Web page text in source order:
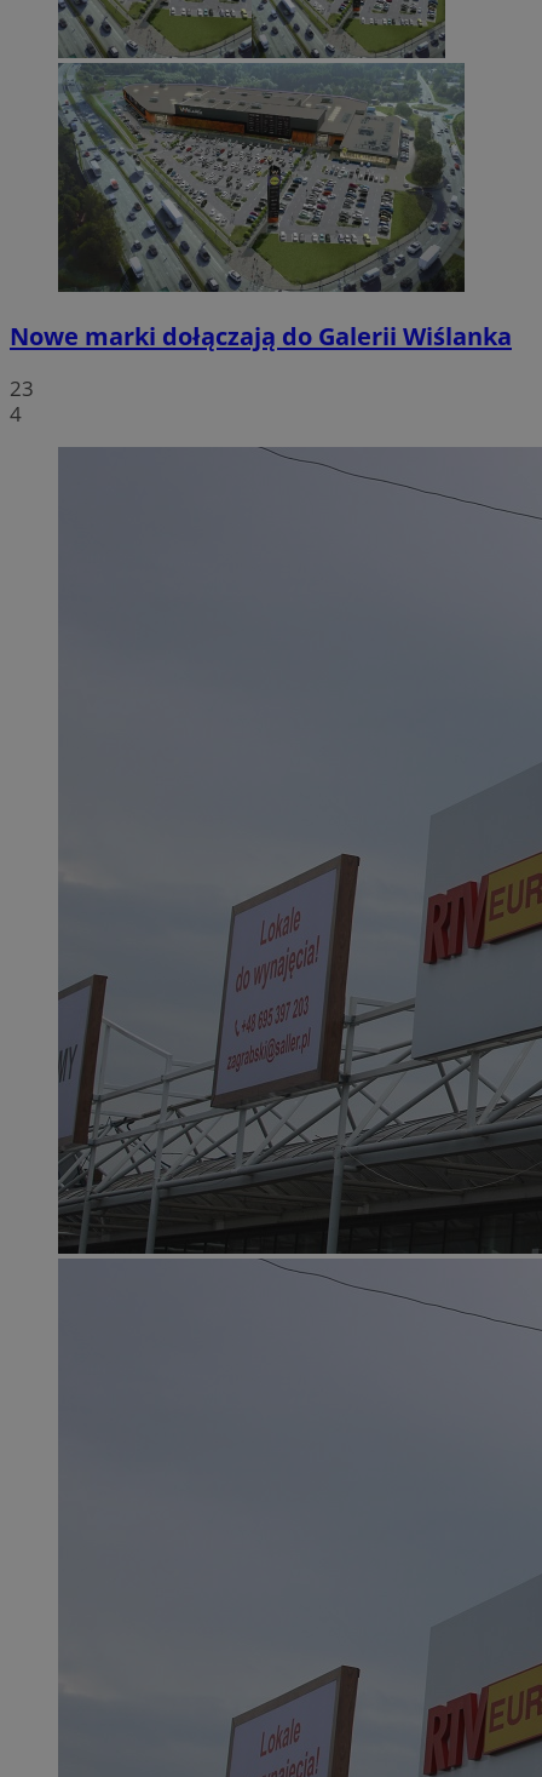
Nowe marki dołączają do Galerii Wiślanka
23
4